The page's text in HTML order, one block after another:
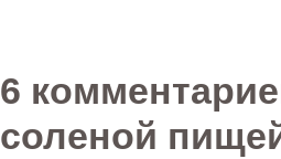
6
соленой